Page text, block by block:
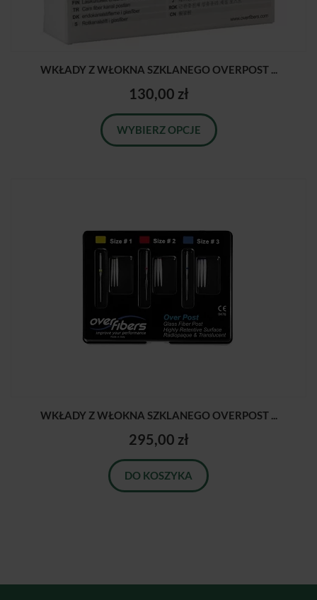
WKŁADY Z WŁOKNA SZKLANEGO OVERPOST ...
130,00 zł
WYBIERZ OPCJE
WKŁADY Z WŁOKNA SZKLANEGO OVERPOST ...
295,00 zł
DO KOSZYKA